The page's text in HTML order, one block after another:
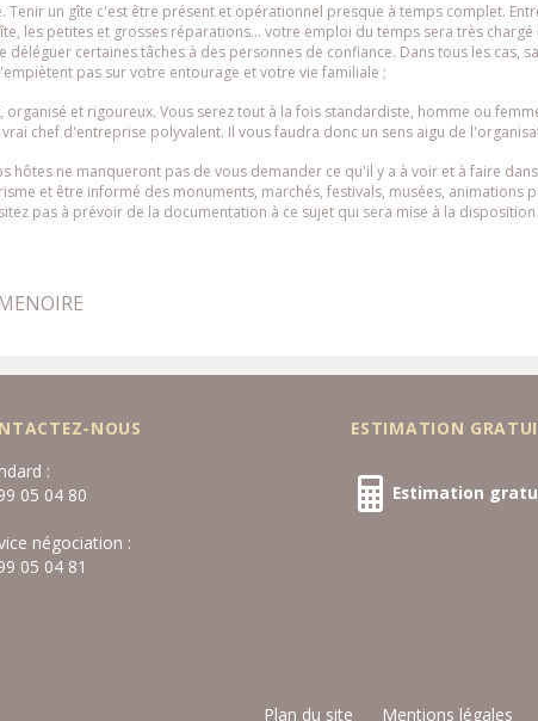
Tenir un gîte c'est être présent et opérationnel presque à temps complet.
les petites et grosses réparations… votre emploi du temps sera très
déléguer certaines tâches à des personnes de confiance. Dans tous les cas,
pas sur votre entourage et votre vie familiale ;
organisé et rigoureux. Vous serez tout à la fois standardiste, homme ou
vrai chef d'entreprise polyvalent. Il vous faudra donc un sens aigu de
hôtes ne manqueront pas de vous demander ce qu'il y a à voir et à faire
et être informé des monuments, marchés, festivals, musées,
pas à prévoir de la documentation à ce sujet qui sera mise à la
NOUS
:
05 04 80
négociation :
05 04 81
ESTIMATION
Estimation
Plan du site Mentions légales